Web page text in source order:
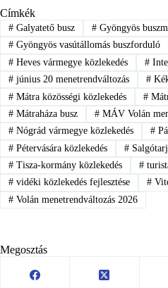
Címkék
#Galyatető busz #Gyöngyös
#Gyöngyös vasútállomás buszforduló
#Heves vármegye közlekedés #
#június 20 menetrendváltozás #
#Mátra közösségi közlekedés #
#Mátraháza busz #MÁV Volán
#Nógrád vármegye közlekedés #
#Pétervására közlekedés #
#Tisza-kormány közlekedés #
#vidéki közlekedés fejlesztése #
#Volán menetrendváltozás 2026
Megosztás